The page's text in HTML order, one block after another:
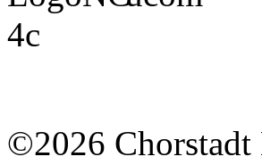
©2026 Chorstadt